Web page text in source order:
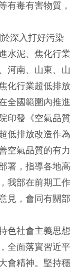
有毒有害物質，
深入打好污染
水泥、焦化行業
河南、山東、山
化行業超低排放
全國範圍內推進
印發《空氣品質
低排放改造作為
空氣品質的有力
署，指導各地高
我部在前期工作
見，會同有關部
社會主義思想
全面落實習近平
會精神。堅持穩